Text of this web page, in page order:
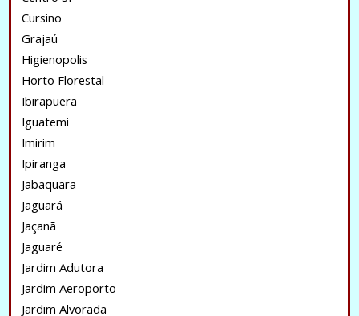
Cursino
Grajaú
Higienopolis
Horto Florestal
Ibirapuera
Iguatemi
Imirim
Ipiranga
Jabaquara
Jaguará
Jaçanã
Jaguaré
Jardim Adutora
Jardim Aeroporto
Jardim Alvorada